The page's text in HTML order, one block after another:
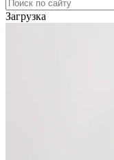
Загрузка